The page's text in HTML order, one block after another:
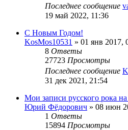
Последнее сообщение
19 май 2022, 11:36
С Новым Годом!
KosMos10531 » 01 янв 2017,
8 Ответы
27723 Просмотры
Последнее сообщение
31 дек 2021, 21:54
Мои записи русского рока
Юрий Фёдорович » 08 июн
1 Ответы
15894 Просмотры